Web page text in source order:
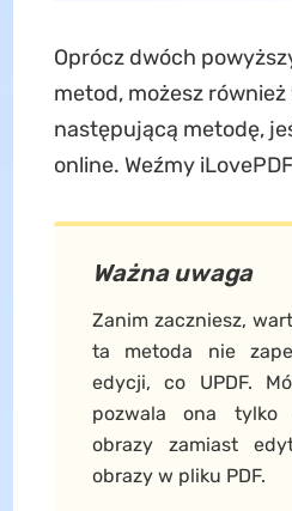
Oprócz dwóch
metod, możesz
następującą metodę,
online. Weźmy
Ważna uwaga
Zanim zaczniesz,
ta metoda nie
edycji, co UPDF.
pozwala ona tylko
obrazy zamiast
obrazy w pliku PDF.